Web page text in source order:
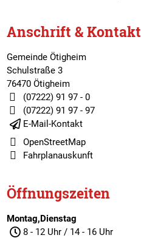
Anschrift & Kontakt
Gemeinde Ötigheim
Schulstraße 3
76470 Ötigheim
(07222) 91 97 - 0
(07222) 91 97 - 97
E-Mail-Kontakt
OpenStreetMap
Fahrplanauskunft
Öffnungszeiten
Montag,Dienstag
8 - 12 Uhr / 14 - 16 Uhr